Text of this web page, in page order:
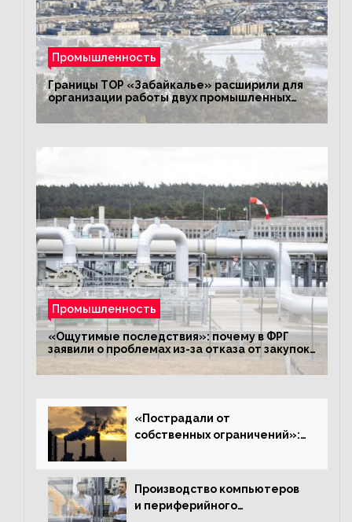
Промышленность
Границы ТОР «Забайкалье» расширили для
организации работы двух промышленных
предприятий
Промышленность
«Ощутимые последствия»: почему в ФРГ
заявили о проблемах из-за отказа от закупок
российского газа
«Пострадали от
собственных ограничений»:
промышленности
Производство компьютеров
и периферийного